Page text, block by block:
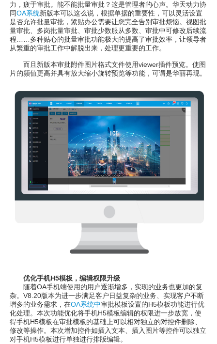
力，疲于审批。能不能批量审批？这是管理者的心声。华天动力协
同OA系统新版本可以这么说，根据单据的重要性，可以灵活设置
是否允许批量审批，紧贴办公需要让您完全告别审批烦恼。视图批
量审批、多岗批量审批、审批少数服从多数、审批中可修改后续流
程……多种贴心的批量审批功能极大的提高了审批效率，让领导者
从繁重的审批工作中解脱出来，处理更重要的工作。
而且新版本审批附件图片格式文件使用viewer插件预览。使图
片的颜值更高并具有放大缩小旋转预览等功能，可谓是华丽再现。
优化手机H5模板，编辑权限升级
随着OA手机端使用的用户逐渐增多，实现的业务也更加的复
杂。V8.20版本为进一步满足客户日益复杂的业务、实现客户不断
增多的业务需求，在OA系统中审批模板设置的H5模板功能进行优
化处理。本次功能优化将手机H5模板编辑的权限进一步放宽，使
得手机H5模板在审批模板的基础上可以相对独立的对控件删除、
修改等操作。本次增加控件如插入文本、插入图片等控件可以独立
对手机H5模板进行单独进行排版编辑。